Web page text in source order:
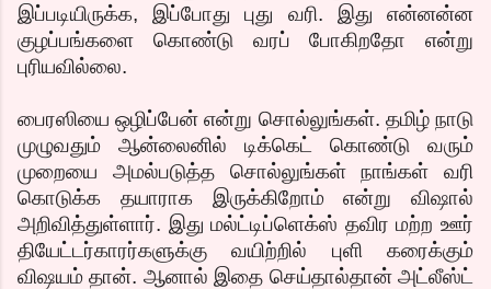
இப்படியிருக்க, இப்போது புது வரி. இது என்னன்ன
குழப்பங்களை கொண்டு வரப் போகிறதோ என்று
புரியவில்லை.
பைரஸியை ஒழிப்பேன் என்று சொல்லுங்கள். தமிழ் நாடு
முழுவதும் ஆன்லைனில் டிக்கெட் கொண்டு வரும்
முறையை அமல்படுத்த சொல்லுங்கள் நாங்கள் வரி
கொடுக்க தயாராக இருக்கிறோம் என்று விஷால்
அறிவித்துள்ளார். இது மல்ட்டிப்ளெக்ஸ் தவிர மற்ற ஊர்
தியேட்டர்காரர்களுக்கு வயிற்றில் புளி கரைக்கும்
விஷயம் தான். ஆனால் இதை செய்தால்தான் அட்லீஸ்ட்